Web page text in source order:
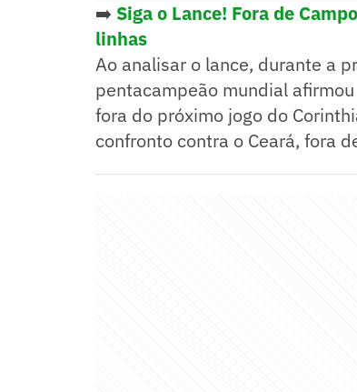
➡️ Siga o Lance! Fora de
linhas
Ao analisar o lance, durante a
pentacampeão mundial
fora do próximo jogo do
confronto contra o Ceará, fora